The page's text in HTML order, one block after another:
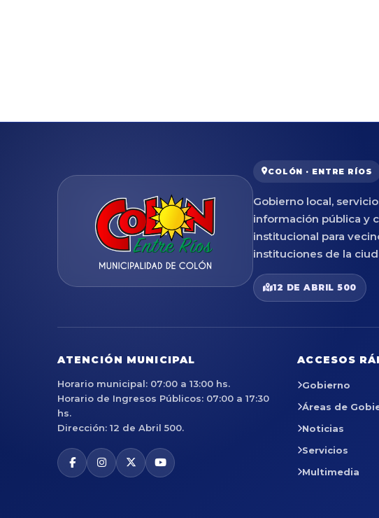
COLÓN · ENTRE RÍOS
Gobierno local,
información pública y
institucional para
instituciones de la
12 DE ABRIL 500
ATENCIÓN MUNICIPAL
Horario municipal: 07:00 a 13:00 hs.
Horario de Ingresos Públicos: 07:00 a 17:30
hs.
Dirección: 12 de Abril 500.
ACCESOS
Gobierno
Áreas de
Noticias
Servicios
Multimedia